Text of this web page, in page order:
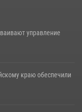
управление
краю обеспечили